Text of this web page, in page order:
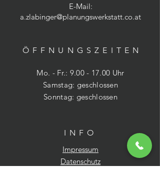
E-Mail:
a.zlabinger@planungswerkstatt.co.at
ÖFFNUNGSZEITE N
Mo. - Fr.: 9.00 - 17.00 Uhr
​​Samstag: geschlossen
​Sonntag: geschlossen
INFO
Impressum
Datenschutz